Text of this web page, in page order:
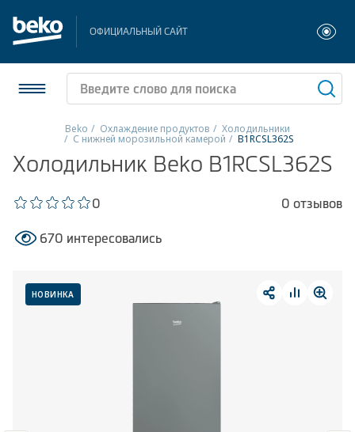
ОФИЦИАЛЬНЫЙ САЙТ
Холодильники и морозильники
Стиральные и сушильные машины
Встраиваемая техника
Beko Охлаждение продуктов Холодильники
С нижней морозильной камерой B1RCSL362S
Холодильник Beko B1RCSL362S
0 0 отзывов
670 интересовались
НОВИНКА